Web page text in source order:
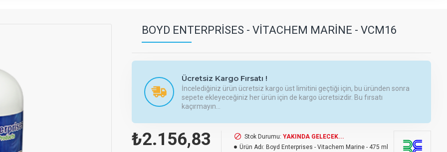
BOYD ENTERPRISES - VITACHEM MARINE - VCM16
Ücretsiz Kargo Fırsatı !
İncelediğiniz ürün ücretsiz kargo üst limitini geçtiği için, bu üründen sonra
sepete ekleyeceğiniz her ürün için de kargo ücretsizdir. Bu fırsatı
kaçırmayın...
₺2.156,83 Stok Durumu: YAKINDA GELECEK...
Ürün Adı: Boyd Enterprises - Vitachem Marine - 475 ml